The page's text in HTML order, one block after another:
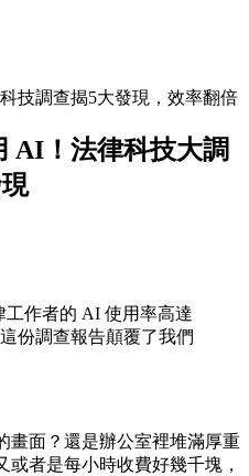
技調查揭5大發現，效率翻倍
AI！法律科技大調
工作者的 AI 使用率高達
份調查報告顛覆了我們
畫面？還是辦公室裡堆滿厚重
者是每小時收費好幾千塊，